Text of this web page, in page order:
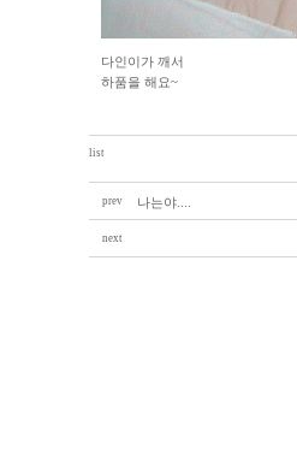
다인이가 깨서
하품을 해요~
list
prev 나는야....
next